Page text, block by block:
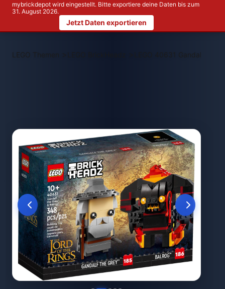
mybrickdepot wird eingestellt. Bitte exportiere deine Daten bis zum
31. August 2026.
Jetzt Daten exportieren
LEGO Themen > LEGO 40631 Gandalf der